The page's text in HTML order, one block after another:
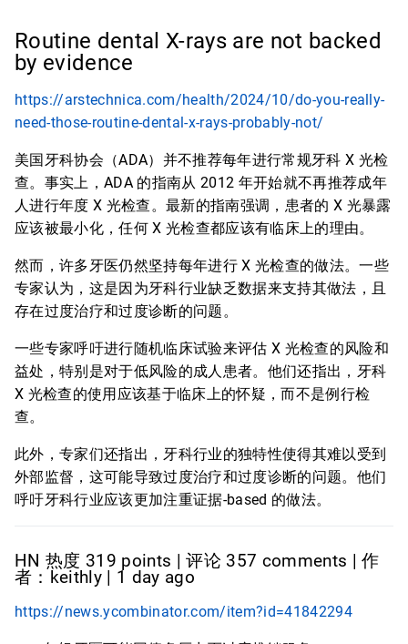
Routine dental X-rays are not backed
by evidence
https://arstechnica.com/health/2024/10/do-you-really-
need-those-routine-dental-x-rays-probably-not/
美国牙科协会（ADA）并不推荐每年进行常规牙科 X 光检
查。事实上，ADA 的指南从 2012 年开始就不再推荐成年
人进行年度 X 光检查。最新的指南强调，患者的 X 光暴露
应该被最小化，任何 X 光检查都应该有临床上的理由。
然而，许多牙医仍然坚持每年进行 X 光检查的做法。一些
专家认为，这是因为牙科行业缺乏数据来支持其做法，且
存在过度治疗和过度诊断的问题。
一些专家呼吁进行随机临床试验来评估 X 光检查的风险和
益处，特别是对于低风险的成人患者。他们还指出，牙科
X 光检查的使用应该基于临床上的怀疑，而不是例行检
查。
此外，专家们还指出，牙科行业的独特性使得其难以受到
外部监督，这可能导致过度治疗和过度诊断的问题。他们
呼吁牙科行业应该更加注重证据-based 的做法。
HN 热度 319 points | 评论 357 comments | 作
者：keithly | 1 day ago
https://news.ycombinator.com/item?id=41842294